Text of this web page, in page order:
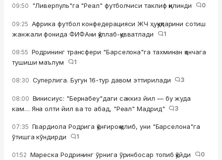
09:50 "Ливерпуль"га "Реал" футболчиси таклиф қилинди 0
09:25 Африка футбол конфедерацияси ЖЧ ҳуқуқларини сотиш
жанжали фонида ФИФАни қўллаб-қувватлади
1
08:55 Родрининг трансфери "Барселона"га тахминан қанчага
тушиши маълум
1
08:30 Суперлига. Бугун 16-тур давом эттирилади 3
08:00 Винисиус: "Бернабеу"даги саккиз йил — бу жуда
кам… Яна олти йил ва то абад, "Реал" Мадрид"
3
07:35 Гвардиола Родрига қўнғироқ қилиб, уни "Барселона"га
ўтишга кўндирди
1
01:52 Мареска Родрининг ўрнига ўринбосар топиб қўйди 0